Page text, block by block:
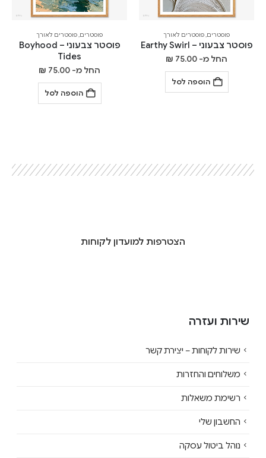
פוסטרים,פוסטרים לאורך
פוסטר צבעוני – Earthy Swirl
החל מ- ₪ 75.00
הוספה לסל
פוסטרים,פוסטרים לאורך
פוסטר צבעוני – Boyhood
Tides
החל מ- ₪ 75.00
הוספה לסל
הצטרפות למועדון לקוחות
שירות ועזרה
שירות לקוחות – יצירת קשר
משלוחים והחזרות
רשימת משאלות
החשבון שלי
נוהל ביטול עסקה